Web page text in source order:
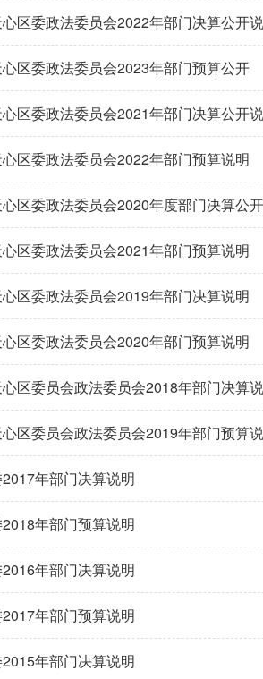
区委政法委员会2022年部门决算公开
区委政法委员会2023年部门预算公开
区委政法委员会2021年部门决算公开
区委政法委员会2022年部门预算说明
区委政法委员会2020年度部门决算公
区委政法委员会2021年部门预算说明
区委政法委员会2019年部门决算说明
区委政法委员会2020年部门预算说明
区委员会政法委员会2018年部门决算
区委员会政法委员会2019年部门预算
年部门决算说明
年部门预算说明
年部门决算说明
年部门预算说明
年部门决算说明